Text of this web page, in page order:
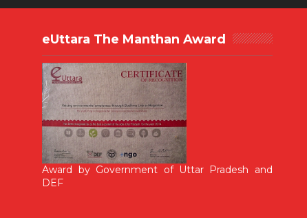
eUttara The Manthan Award
Award by Government of Uttar Pradesh and
DEF